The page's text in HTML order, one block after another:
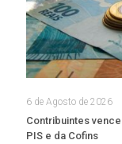
6 de Agosto de 2026
Contribuintes
PIS e da Cofins